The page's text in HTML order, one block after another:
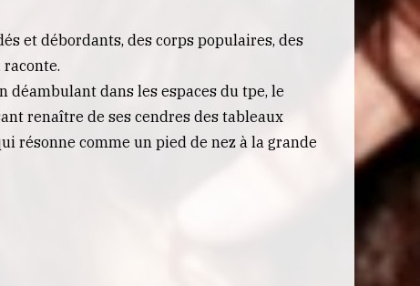
et débordants, des corps populaires, des
déambulant dans les espaces du tpe, le
renaître de ses cendres des tableaux
résonne comme un pied de nez à la grande